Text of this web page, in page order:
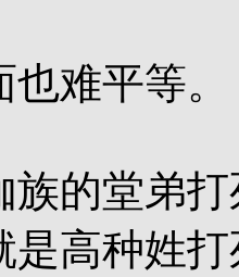
难平等。
族的堂弟
是高种姓